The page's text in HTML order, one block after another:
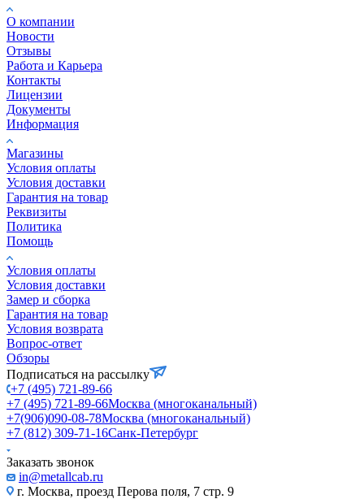
О компании
Новости
Отзывы
Работа и Карьера
Контакты
Лицензии
Документы
Информация
Магазины
Условия оплаты
Условия доставки
Гарантия на товар
Реквизиты
Политика
Помощь
Условия оплаты
Условия доставки
Замер и сборка
Гарантия на товар
Условия возврата
Вопрос-ответ
Обзоры
Подписаться на рассылку
+7 (495) 721-89-66
+7 (495) 721-89-66Москва (многоканальный)
+7(906)090-08-78Москва (многоканальный)
+7 (812) 309-71-16Санк-Петербург
Заказать звонок
in@metallcab.ru
г. Москва, проезд Перова поля, 7 стр. 9